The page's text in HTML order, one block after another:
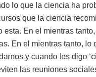
lo que la ciencia ha
que la ciencia
esta. En el mientras
En el mientras tanto, lo
y cuando les digo
las reuniones